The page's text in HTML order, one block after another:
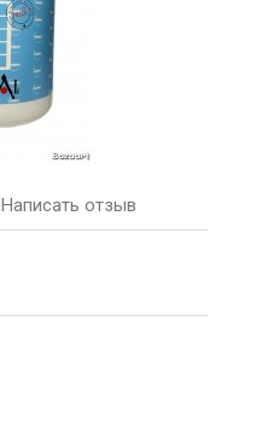
Написать отзыв